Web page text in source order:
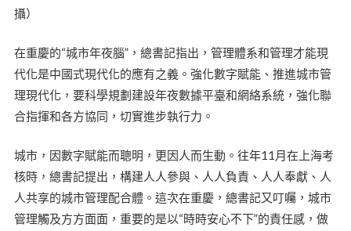
攝）
在重慶的“城市年夜腦”，總書記指出，管理體系和管理才能現
代化是中國式現代化的應有之義。強化數字賦能、推進城市管
理現代化，要科學規劃建設年夜數據平臺和網絡系統，強化聯
合指揮和各方協同，切實進步執行力。
城市，因數字賦能而聰明，更因人而生動。往年11月在上海考
核時，總書記提出，構建人人參與、人人負責、人人奉獻、人
人共享的城市管理配合體。這次在重慶，總書記又叮囑，城市
管理觸及方方面面，重要的是以“時時安心不下”的責任感，做